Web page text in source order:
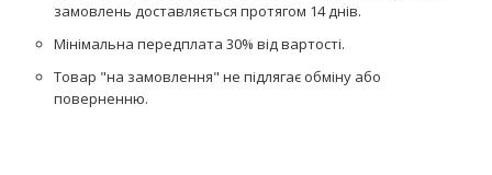
замовлень доставляється протягом 14 днів.
Мінімальна передплата 30% від вартості.
Товар "на замовлення" не підлягає обміну або
поверненню.